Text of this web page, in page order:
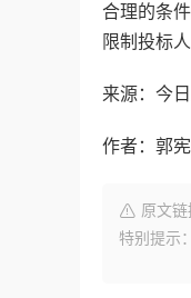
合理的条
限制投标
来源：今
作者：郭宪
原文链
特别提示